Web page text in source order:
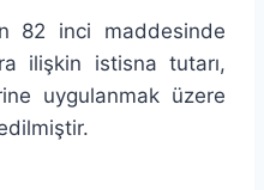
82 inci maddesinde
ilişkin istisna tutarı,
uygulanmak üzere